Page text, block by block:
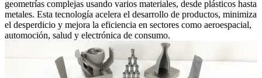
geometrías complejas usando varios materiales, desde plásticos hasta
metales. Esta tecnología acelera el desarrollo de productos, minimiza
el desperdicio y mejora la eficiencia en sectores como aeroespacial,
automoción, salud y electrónica de consumo.